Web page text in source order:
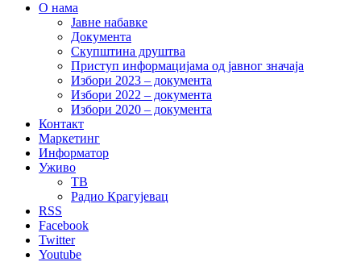
О нама
Јавне набавке
Документа
Скупштина друштва
Приступ информацијама од јавног значаја
Избори 2023 – документа
Избори 2022 – документа
Избори 2020 – документа
Контакт
Маркетинг
Информатор
Уживо
ТВ
Радио Крагујевац
RSS
Facebook
Twitter
Youtube